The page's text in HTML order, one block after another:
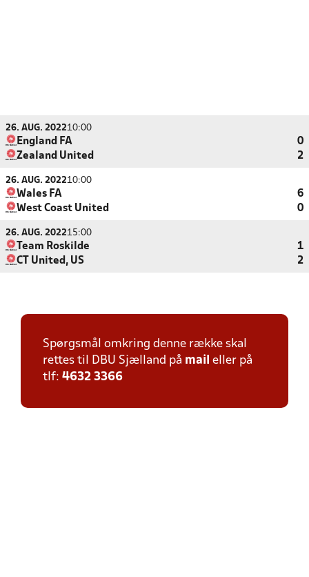
26. AUG. 202210:00
England FA
0
Zealand United
2
26. AUG. 202210:00
Wales FA
6
West Coast United
0
26. AUG. 202215:00
Team Roskilde
1
CT United, US
2
Spørgsmål omkring denne række skal
rettes til DBU Sjælland på mail eller på
tlf: 4632 3366